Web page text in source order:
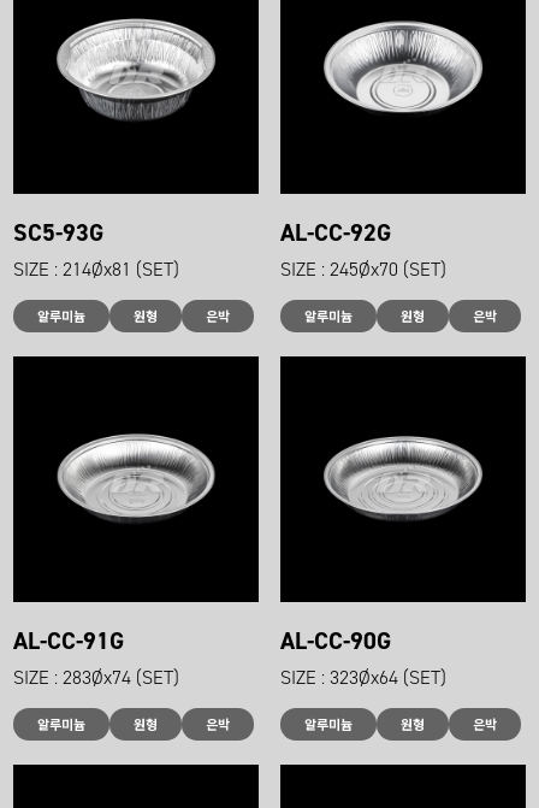
SC5-93G
SIZE : 214Øx81 (SET)
알루미늄 원형 은박
AL-CC-92G
SIZE : 245Øx70 (SET)
알루미늄 원형 은박
AL-CC-91G
SIZE : 283Øx74 (SET)
알루미늄 원형 은박
AL-CC-90G
SIZE : 323Øx64 (SET)
알루미늄 원형 은박